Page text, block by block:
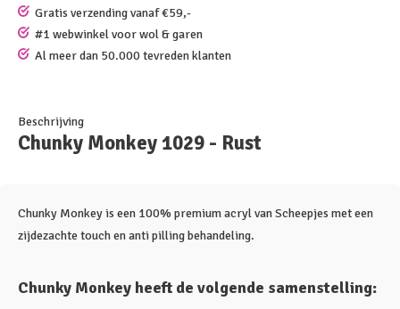
Gratis verzending vanaf €59,-
#1 webwinkel voor wol & garen
Al meer dan 50.000 tevreden klanten
Beschrijving
Chunky Monkey 1029 - Rust
Chunky Monkey is een 100% premium acryl van Scheepjes met een
zijdezachte touch en anti pilling behandeling.
Chunky Monkey heeft de volgende samenstelling: